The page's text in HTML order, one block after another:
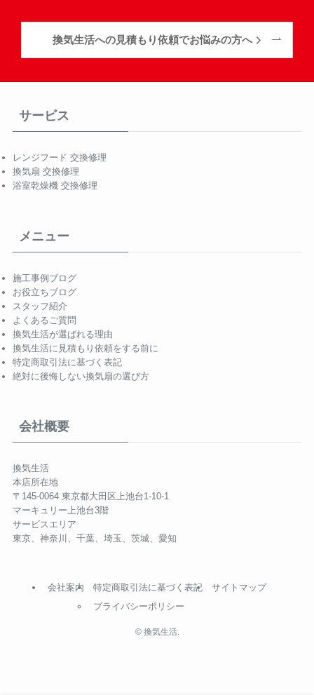
換気生活への見積もり依頼でお悩みの方へ
サービス
レンジフード 交換修理
換気扇 交換修理
浴室乾燥機 交換修理
メニュー
施工事例ブログ
お役立ちブログ
スタッフ紹介
よくあるご質問
換気生活が選ばれる理由
換気生活に見積もり依頼をする前に
特定商取引法に基づく表記
絶対に後悔しない換気扇の選び方
会社概要
換気生活
本店所在地
〒145-0064 東京都大田区上池台1-10-1
マーキュリー上池台3階
サービスエリア
東京、神奈川、千葉、埼玉、茨城、愛知
会社案内
特定商取引法に基づく表記
プライバシーポリシー
サイトマップ
©換気生活.